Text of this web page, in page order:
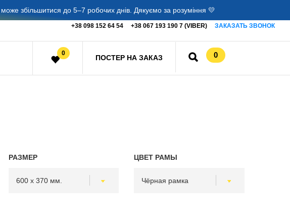
збільшитися до 5–7 робочих днів. Дякуємо за розуміння 💛
+38 098 152 64 54 +38 067 193 190 7 (VIBER) ЗАКАЗАТЬ ЗВОНОК
0
ПОСТЕР НА ЗАКАЗ 0
РАЗМЕР ЦВЕТ РАМЫ